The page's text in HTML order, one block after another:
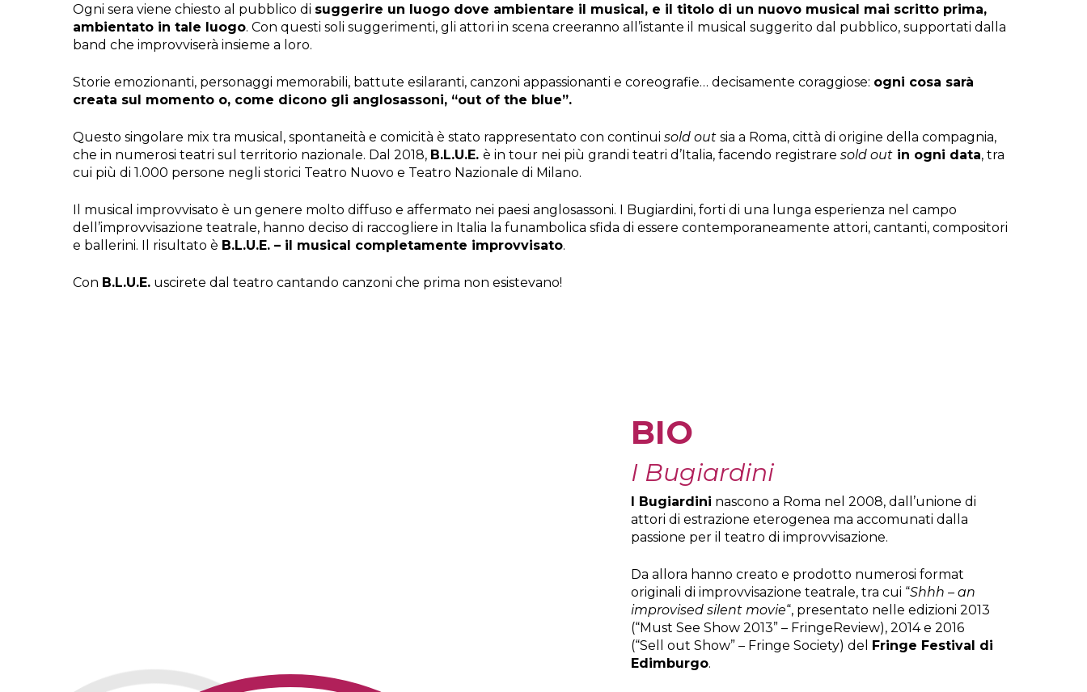
Ogni sera viene chiesto al pubblico di suggerire un luogo dove ambientare il musical, e il titolo di un nuovo musical mai scritto prima,
ambientato in tale luogo. Con questi soli suggerimenti, gli attori in scena creeranno all’istante il musical suggerito dal pubblico, supportati dalla
band che improvviserà insieme a loro.
Storie emozionanti, personaggi memorabili, battute esilaranti, canzoni appassionanti e coreografie… decisamente coraggiose: ogni cosa sarà
creata sul momento o, come dicono gli anglosassoni, “out of the blue”.
Questo singolare mix tra musical, spontaneità e comicità è stato rappresentato con continuisold out sia a Roma, città di origine della compagnia,
che in numerosi teatri sul territorio nazionale. Dal 2018, B.L.U.E.è in tour nei più grandi teatri d’Italia, facendo registraresold out in ogni data, tra
cui più di 1.000 persone negli storici Teatro Nuovo e Teatro Nazionale di Milano.
Il musical improvvisato è un genere molto diffuso e affermato nei paesi anglosassoni. I Bugiardini, forti di una lunga esperienza nel campo
dell’improvvisazione teatrale, hanno deciso di raccogliere in Italia la funambolica sfida di essere contemporaneamente attori, cantanti, compositori
e ballerini. Il risultato è B.L.U.E. – il musical completamente improvvisato.
Con B.L.U.E. uscirete dal teatro cantando canzoni che prima non esistevano!
BIO
I Bugiardini
I Bugiardini nascono a Roma nel 2008, dall’unione di
attori di estrazione eterogenea ma accomunati dalla
passione per il teatro di improvvisazione.
Da allora hanno creato e prodotto numerosi format
originali di improvvisazione teatrale, tra cui “Shhh – an
improvised silent movie“, presentato nelle edizioni 2013
(“Must See Show 2013” – FringeReview), 2014 e 2016
(“Sell out Show” – Fringe Society) del
Fringe Festival di
Edimburgo.